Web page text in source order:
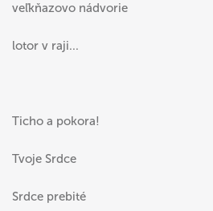
veľkňazovo nádvorie
lotor v raji...
Ticho a pokora!
Tvoje Srdce
Srdce prebité